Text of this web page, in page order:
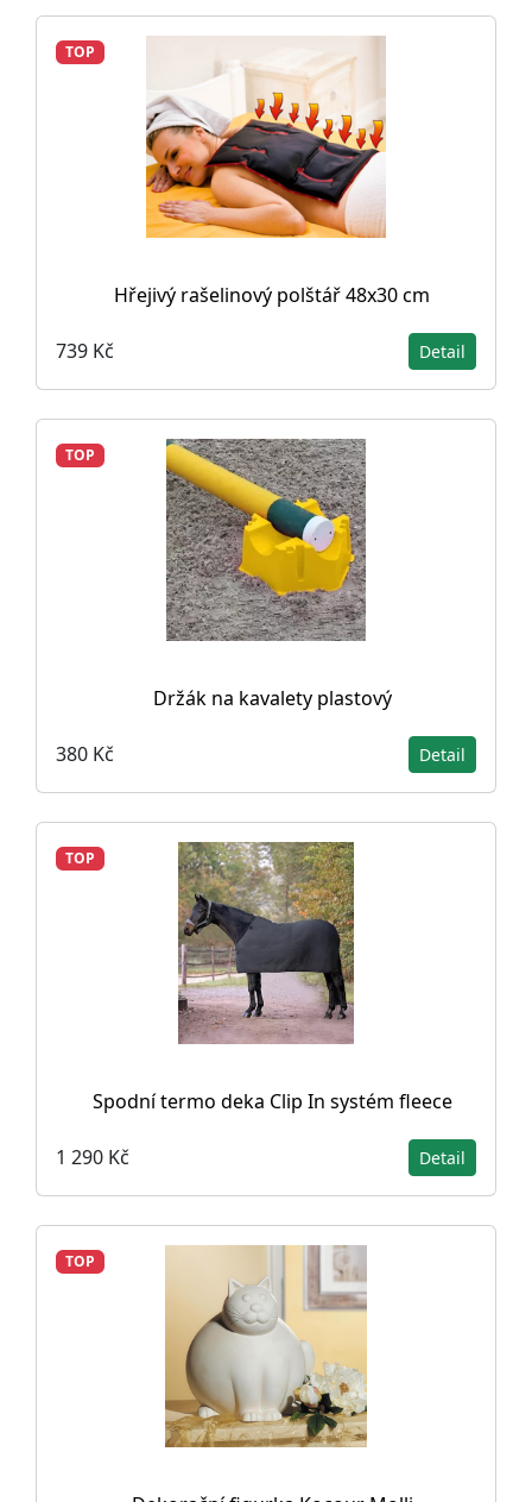
TOP
Hřejivý rašelinový polštář 48x30 cm
739 Kč Detail
TOP
Držák na kavalety plastový
380 Kč Detail
TOP
Spodní termo deka Clip In systém fleece
1 290 Kč Detail
TOP